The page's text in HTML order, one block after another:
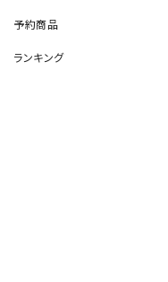
予約商品
ランキング